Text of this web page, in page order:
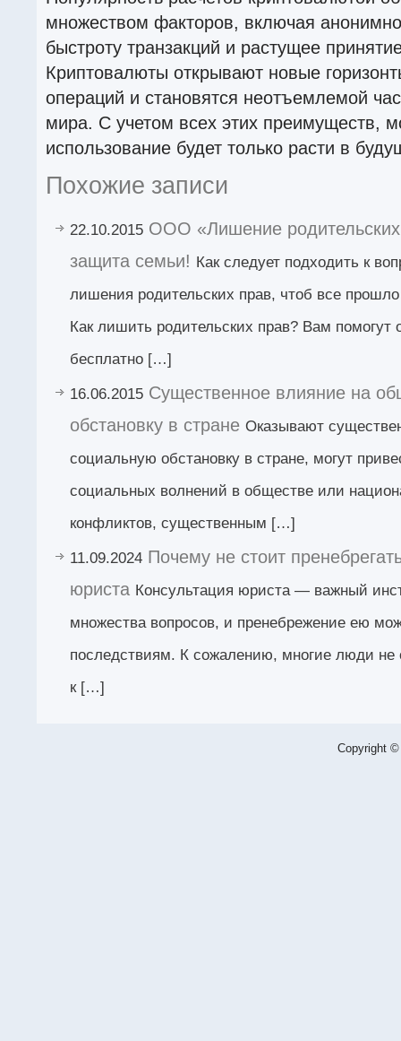
множеством факторов, включая
быстроту транзакций и растущее
Криптовалюты открывают новые
операций и становятся неотъемлемой
мира. С учетом всех этих преимуществ,
использование будет только расти в
Похожие записи
22.10.2015 ООО «Лишение
защита семьи! Как следует подходить к
лишения родительских прав, чтоб все
Как лишить родительских прав? Вам
бесплатно […]
16.06.2015 Существенное влияние на
обстановку в стране Оказывают
социальную обстановку в стране, могут
социальных волнений в обществе или
конфликтов, существенным […]
11.09.2024 Почему не стоит
юриста Консультация юриста — важный
множества вопросов, и пренебрежение ею
последствиям. К сожалению, многие люди
к […]
Copyright ©